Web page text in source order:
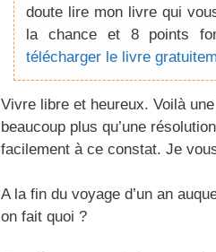
doute lire mon livre qui
la chance et 8 points
télécharger le livre
Vivre libre et heureux. Voilà
beaucoup plus qu’une
facilement à ce constat. Je
A la fin du voyage d’un an
on fait quoi ?